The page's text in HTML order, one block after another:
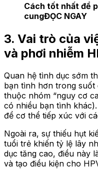
Cách tốt nhất để
cungĐỌC NGAY
3. Vai trò của
và phơi nhiễm
Quan hệ tình dục sớm
bạn tình hơn trong
thuộc nhóm “nguy cơ
có nhiều bạn tình
để cơ thể tiếp xúc với
Ngoài ra, sự thiếu hụt
tuổi trẻ khiến tỷ lệ lây
dục tăng cao, điều này
và tạo điều kiện cho